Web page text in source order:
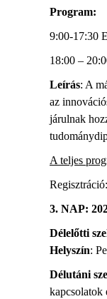
Program:
9:00-17:30
18:00 –
Leírás: A
az
járulnak
A teljes
Regisztráció:
3. NAP:
Délelőtti
Helyszín:
Délutáni
kapcsolatok